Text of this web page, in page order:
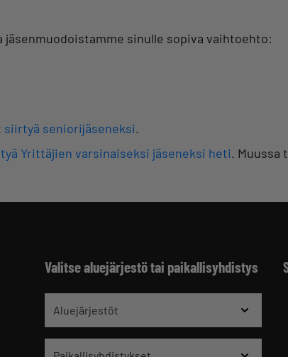
jäsenmuodoistamme sinulle sopiva vaihtoehto:
siirtyä seniorijäseneksi.
Yrittäjien varsinaiseksi jäseneksi heti. Muussa
Valitse aluejärjestö tai paikallisyhdistys
Aluejärjestöt